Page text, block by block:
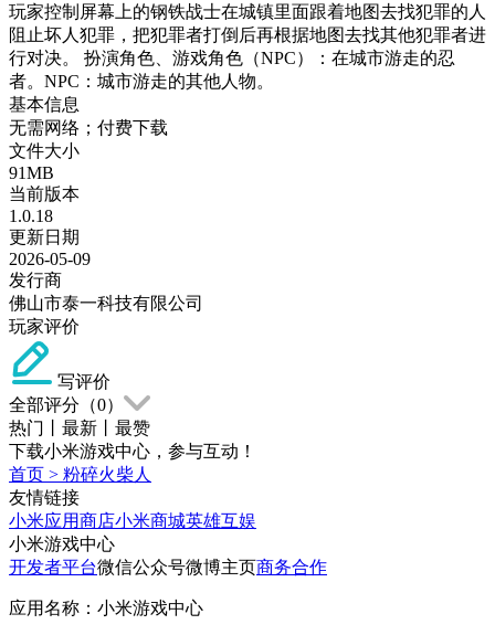
玩家控制屏幕上的钢铁战士在城镇里面跟着地图去找犯罪的人
阻止坏人犯罪，把犯罪者打倒后再根据地图去找其他犯罪者进
行对决。 扮演角色、游戏角色（NPC）：在城市游走的忍
者。NPC：城市游走的其他人物。
基本信息
无需网络；付费下载
文件大小
91MB
当前版本
1.0.18
更新日期
2026-05-09
发行商
佛山市泰一科技有限公司
玩家评价
写评价
全部评分（0）
热门
最新
最赞
下载小米游戏中心，参与互动！
首页 > 粉碎火柴人
友情链接
小米应用商店小米商城英雄互娱
小米游戏中心
开发者平台微信公众号微博主页商务合作
应用名称：小米游戏中心